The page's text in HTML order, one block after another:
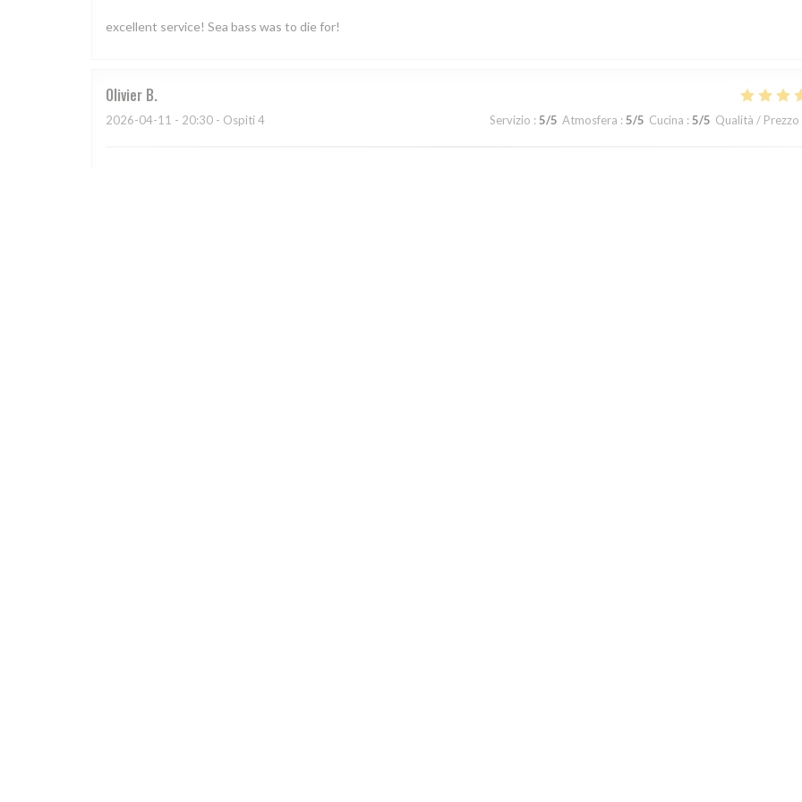
excellent service! Sea bass was to die for!
Olivier B
2026-04-11 - 20:30 - Ospiti 4 Servizio : 5/5 Atmosfera : 5/5 Cucina : 5/5 Qualità / Prezzo